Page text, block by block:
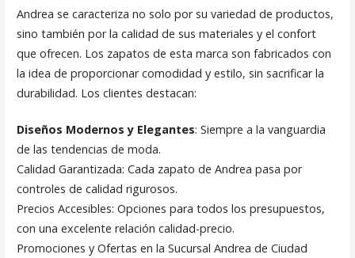
Andrea se caracteriza no solo por su variedad de productos,
sino también por la calidad de sus materiales y el confort
que ofrecen. Los zapatos de esta marca son fabricados con
la idea de proporcionar comodidad y estilo, sin sacrificar la
durabilidad. Los clientes destacan:
Diseños Modernos y Elegantes: Siempre a la vanguardia
de las tendencias de moda.
Calidad Garantizada: Cada zapato de Andrea pasa por
controles de calidad rigurosos.
Precios Accesibles: Opciones para todos los presupuestos,
con una excelente relación calidad-precio.
Promociones y Ofertas en la Sucursal Andrea de Ciudad